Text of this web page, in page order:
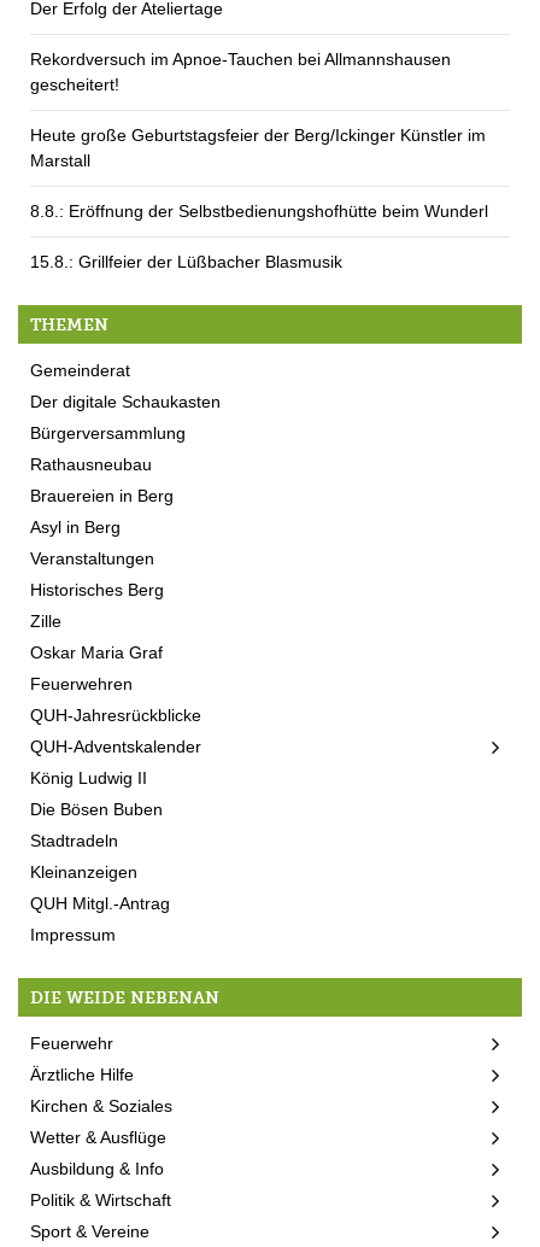
Der Erfolg der Ateliertage
Rekordversuch im Apnoe-Tauchen bei Allmannshausen
gescheitert!
Heute große Geburtstagsfeier der Berg/Ickinger Künstler im
Marstall
8.8.: Eröffnung der Selbstbedienungshofhütte beim Wunderl
15.8.: Grillfeier der Lüßbacher Blasmusik
THEMEN
Gemeinderat
Der digitale Schaukasten
Bürgerversammlung
Rathausneubau
Brauereien in Berg
Asyl in Berg
Veranstaltungen
Historisches Berg
Zille
Oskar Maria Graf
Feuerwehren
QUH-Jahresrückblicke
QUH-Adventskalender
König Ludwig II
Die Bösen Buben
Stadtradeln
Kleinanzeigen
QUH Mitgl.-Antrag
Impressum
DIE WEIDE NEBENAN
Feuerwehr
Ärztliche Hilfe
Kirchen & Soziales
Wetter & Ausflüge
Ausbildung & Info
Politik & Wirtschaft
Sport & Vereine